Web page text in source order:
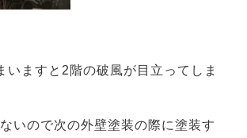
いますと2階の破風が目立ってしま
いので次の外壁塗装の際に塗装す